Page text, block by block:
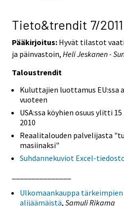
Tieto&trendit 7/2011
Pääkirjoitus: Hyvät tilastot
ja päinvastoin, Heli Jeskanen -
Taloustrendit
Kuluttajien luottamus EU:ssa
vuoteen
USA:ssa köyhien osuus ylitti
2010
Reaalitalouden palvelijasta
masiinaksi"
Suhdannekuviot Excel-
Ulkomaankauppa
alijäämäistä, Samuli Rikama